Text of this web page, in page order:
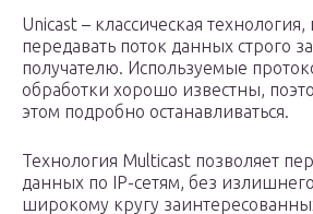
Unicast – классическая
передавать поток данных строго
получателю. Используемые
обработки хорошо известны,
этом подробно останавливаться.
Технология Multicast позволяет
данных по IP-сетям, без
широкому кругу